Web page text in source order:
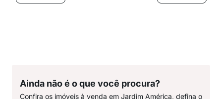
Ainda não é o que você procura?
Confira os imóveis à venda em Jardim América, defina o